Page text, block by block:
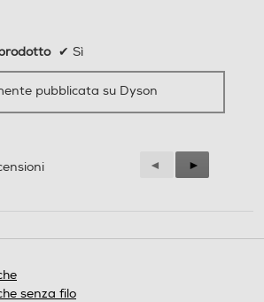
si applica alla modalità di
accessorio non motorizzato
✔ Sì
pubblicata su Dyson
Precedente
Reviews
◄
Successiva
Reviews
►
senza filo